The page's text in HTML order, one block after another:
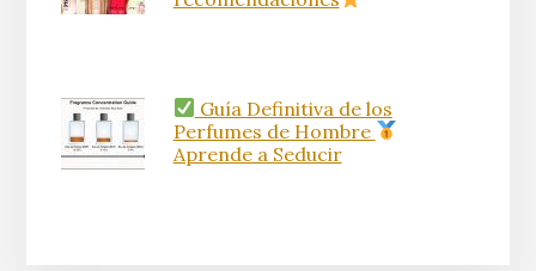
Guía Definitiva de los
Perfumes de Hombre
Aprende a Seducir